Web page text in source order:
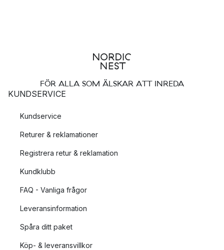
FÖR ALLA SOM ÄLSKAR ATT INREDA
KUNDSERVICE
Kundservice
Returer & reklamationer
Registrera retur & reklamation
Kundklubb
FAQ - Vanliga frågor
Leveransinformation
Spåra ditt paket
Köp- & leveransvillkor